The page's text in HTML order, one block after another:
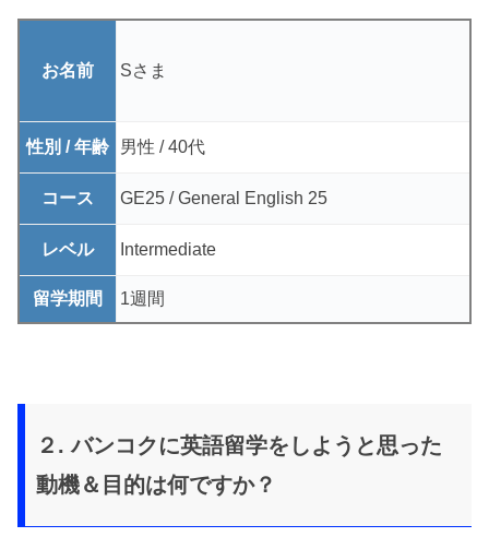
お名前 Sさま
性別 / 年齢 男性 / 40代
コース GE25 / General English 25
レベル Intermediate
留学期間 1週間
２. バンコクに英語留学をしようと思った
動機＆目的は何ですか？